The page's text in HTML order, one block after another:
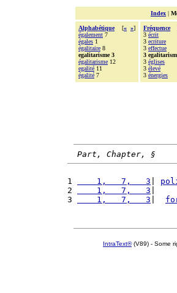
Index |
Alphabétique [« »]
également 7
égales 1
égalitaire 8
egalitarisme 3
égalitarisme 12
egalité 11
égalité 7
Fréquence
3 écrit
3 ecriture
3 effectue
3
3 églises
3 élevé
3 énergies
Part, Chapter, §
1
    1,   7,   3
2
    1,   7,   3
|
3
    1,   7,   3
IntraText®(V89) - Some